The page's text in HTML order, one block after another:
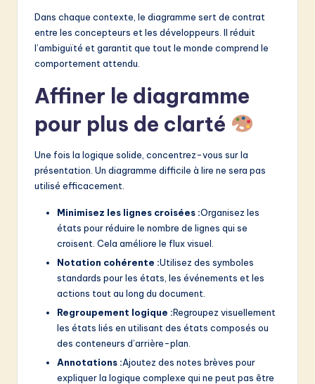
Dans chaque contexte, le diagramme sert de contrat
entre les concepteurs et les développeurs. Il réduit
l’ambiguïté et garantit que tout le monde comprend le
comportement attendu.
Affiner le diagramme
pour plus de clarté
Une fois la logique solide, concentrez-vous sur la
présentation. Un diagramme difficile à lire ne sera pas
utilisé efficacement.
Minimisez les lignes croisées :Organisez les
états pour réduire le nombre de lignes qui se
croisent. Cela améliore le flux visuel.
Notation cohérente :Utilisez des symboles
standards pour les états, les événements et les
actions tout au long du document.
Regroupement logique :Regroupez visuellement
les états liés en utilisant des états composés ou
des conteneurs d’arrière-plan.
Annotations :Ajoutez des notes brèves pour
expliquer la logique complexe qui ne peut pas être